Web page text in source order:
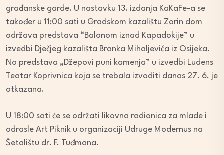
građanske garde. U nastavku 13. izdanja KaKaFe-a se
također u 11:00 sati u Gradskom kazalištu Zorin dom
održava predstava “Balonom iznad Kapadokije” u
izvedbi Dječjeg kazališta Branka Mihaljevića iz Osijeka.
No predstava „Džepovi puni kamenja” u izvedbi Ludens
Teatar Koprivnica koja se trebala izvoditi danas 27. 6. je
otkazana.
U 18:00 sati će se održati likovna radionica za mlade i
odrasle Art Piknik u organizaciji Udruge Modernus na
Šetalištu dr. F. Tuđmana.